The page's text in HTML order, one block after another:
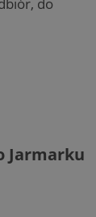
do
Jarmarku